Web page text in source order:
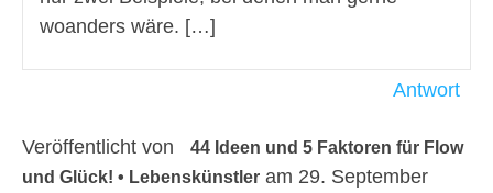
woanders wäre. […]
Antwort
Veröffentlicht von
44 Ideen und 5 Faktoren für Flow
und Glück! • Lebenskünstler am 29. September